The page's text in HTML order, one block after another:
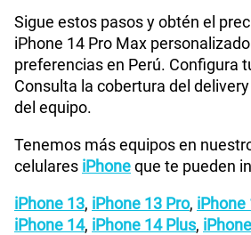
Sigue estos pasos y obtén el
iPhone 14 Pro Max
preferencias en Perú. Configura
Consulta la cobertura del
del equipo.
Tenemos más equipos en
celulares iPhoneque te pueden
iPhone 13, iPhone 13 Pro, iPhone
iPhone 14, iPhone 14 Plus,